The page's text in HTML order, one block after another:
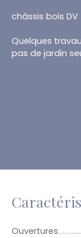
châssis bois DV
Quelques
pas de jardin
Ouvertures